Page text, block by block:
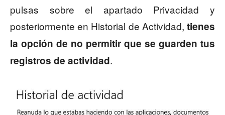
pulsas sobre el apartado Privacidad y
posteriormente en Historial de Actividad, tienes
la opción de no permitir que se guarden tus
registros de actividad.